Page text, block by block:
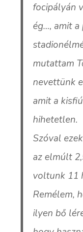
focipályán
ég…, amit
mutattam
nevettünk
amit a
hihetetlen.
Szóval
az elmúlt
voltunk 11
Remélem,
ilyen bő